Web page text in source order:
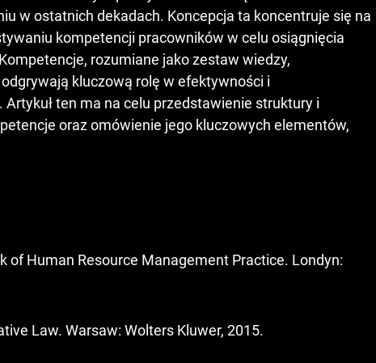
w ostatnich dekadach. Koncepcja ta koncentruje się na
kompetencji pracowników w celu osiągnięcia
rozumiane jako zestaw wiedzy,
kluczową rolę w efektywności i
ten ma na celu przedstawienie struktury i
oraz omówienie jego kluczowych elementów,
of Human Resource Management Practice. Londyn:
Law. Warsaw: Wolters Kluwer, 2015.